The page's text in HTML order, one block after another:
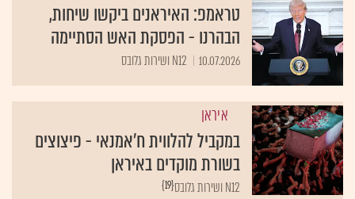
טראמפ: האיראנים ביקשו שיחות,
הבהרנו - הפסקת האש הסתיימה
10.07.2026 N12 ושירות גלובס
איראן
במקביל להלווית ח'אמנאי - פיצוצים
בשורת מוקדים באיראן
{19} N12 ושירות גלובס